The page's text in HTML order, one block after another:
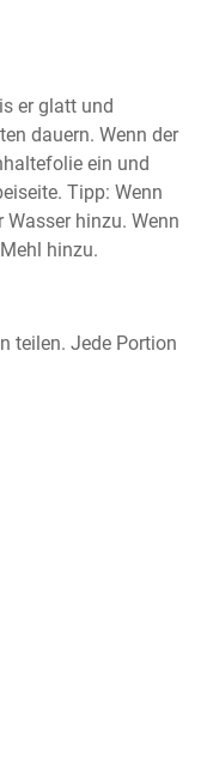
er glatt und
dauern. Wenn der
ein und
Tipp: Wenn
hinzu. Wenn
hinzu.
teilen. Jede Portion